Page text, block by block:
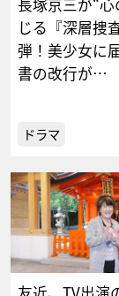
長塚京三が“
じる『深層捜
弾！美少女に
書の改行が…
ドラマ